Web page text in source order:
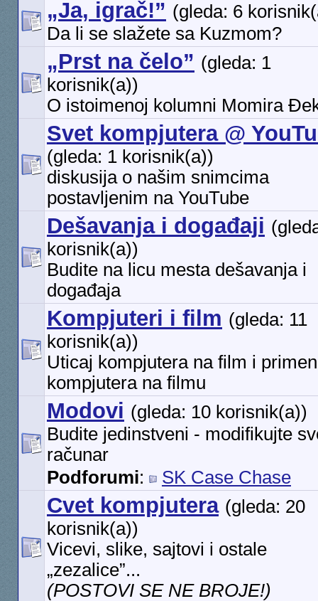
„Ja, igrač!” (gleda: 6
Da li se slažete sa Kuzmom?
„Prst na čelo” (gleda: 1
korisnik(a))
O istoimenoj kolumni Momira
Svet kompjutera @
(gleda: 1 korisnik(a))
diskusija o našim snimcima
postavljenim na YouTube
Dešavanja i događaji
korisnik(a))
Budite na licu mesta dešavanja i
događaja
Kompjuteri i film (gleda: 11
korisnik(a))
Uticaj kompjutera na film i
kompjutera na filmu
Modovi (gleda: 10 korisnik(a))
Budite jedinstveni - modifikujte
računar
Podforumi: SK Case Chase
Cvet kompjutera (gleda: 20
korisnik(a))
Vicevi, slike, sajtovi i ostale
„zezalice”...
(POSTOVI SE NE BROJE!)